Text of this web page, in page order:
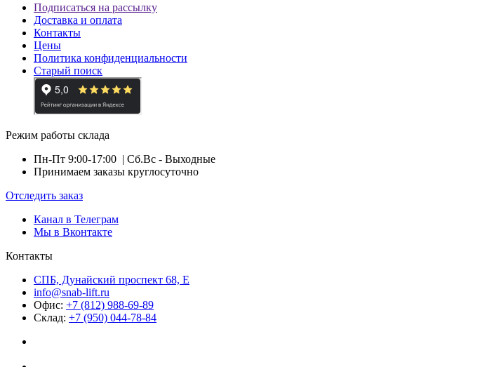
Подписаться на рассылку
Доставка и оплата
Контакты
Цены
Политика конфиденциальности
Старый поиск
Режим работы склада
Пн-Пт 9:00-17:00 | Сб.Вс - Выходные
Принимаем заказы круглосуточно
Отследить заказ
Канал в Телеграм
Мы в Вконтакте
Контакты
СПБ, Дунайский проспект 68, Е
info@snab-lift.ru
Офис: +7 (812) 988-69-89
Склад: +7 (950) 044-78-84